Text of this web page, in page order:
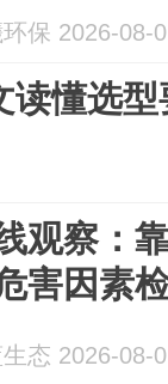
保 2026-08-
读懂选
观察：
害因素
态 2026-08-